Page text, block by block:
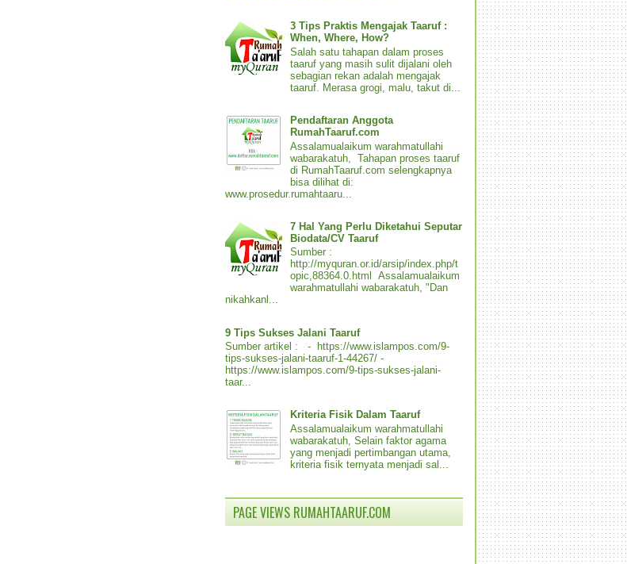
3 Tips Praktis Mengajak Taaruf :
When, Where, How?
Salah satu tahapan dalam proses
taaruf yang masih sulit dijalani oleh
sebagian rekan adalah mengajak
taaruf. Merasa grogi, malu, takut di...
Pendaftaran Anggota
RumahTaaruf.com
Assalamualaikum warahmatullahi
wabarakatuh, Tahapan proses taaruf
di RumahTaaruf.com selengkapnya
bisa dilihat di:
www.prosedur.rumahtaaru...
7 Hal Yang Perlu Diketahui Seputar
Biodata/CV Taaruf
Sumber :
http://myquran.or.id/arsip/index.php/t
opic,88364.0.html Assalamualaikum
warahmatullahi wabarakatuh, "Dan
nikahkanl...
9 Tips Sukses Jalani Taaruf
Sumber artikel : - https://www.islampos.com/9-
tips-sukses-jalani-taaruf-1-44267/ -
https://www.islampos.com/9-tips-sukses-jalani-
taar...
Kriteria Fisik Dalam Taaruf
Assalamualaikum warahmatullahi
wabarakatuh, Selain faktor agama
yang menjadi pertimbangan utama,
kriteria fisik ternyata menjadi sal...
PAGE VIEWS RUMAHTAARUF.COM